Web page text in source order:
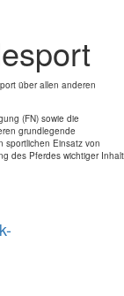
über allen anderen
(FN) sowie die
grundlegende
sportlichen Einsatz von
des Pferdes wichtiger Inhalt